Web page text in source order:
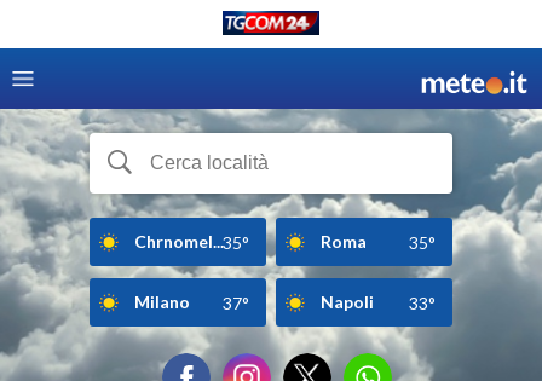
Chrnomel...35° Roma 35°
Milano 37° Napoli 33°